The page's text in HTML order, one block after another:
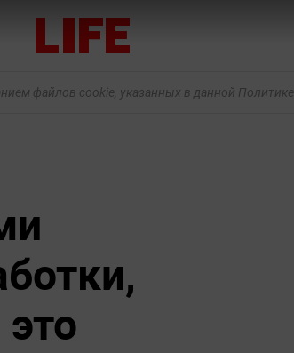
файлов cookie, указанных в данной Политике.